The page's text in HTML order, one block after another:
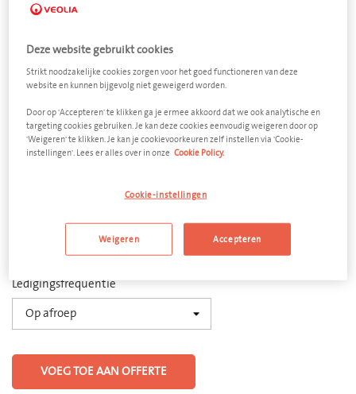
Remvloeistof
Vloeistofvat metaal 60 liter
+
Ledigingsfrequentie
VOEG TOE AAN OFFERTE
Deze website gebruikt cookies
Strikt noodzakelijke cookies zorgen voor het goed functioneren van deze
website en kunnen bijgevolg niet geweigerd worden.
Door op 'Accepteren' te klikken ga je ermee akkoord dat we ook analytische en
targeting cookies gebruiken. Je kan deze cookies eenvoudig weigeren door op
'Weigeren' te klikken. Je kan je cookievoorkeuren zelf instellen via 'Cookie-
instellingen'. Lees er alles over in onze Cookie Policy.
Cookie-instellingen
Weigeren Accepteren